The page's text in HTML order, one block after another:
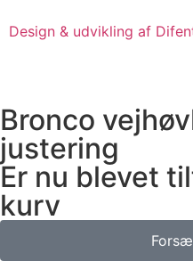
Design & udvikling af
Bronco
justering
Er nu blevet
kurv